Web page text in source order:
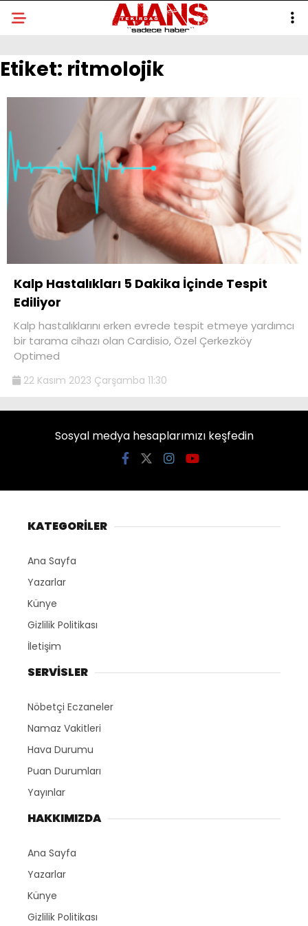
Etiket: ritmolojik
Kalp Hastalıkları 5 Dakika İçinde Tespit
Ediliyor
Kalp hastalıklarını erken evrede tespit etmeye yardımcı
bir tarama cihazı olan Cardisio, Özel Çerkezköy
Optimed
22 Kasım 2023 Çarşamba 11:30
Sosyal medya hesaplarımızı keşfedin
KATEGORİLER
Ana Sayfa
Yazarlar
Künye
Gizlilik Politikası
İletişim
SERVİSLER
Nöbetçi Eczaneler
Namaz Vakitleri
Hava Durumu
Puan Durumları
Yayınlar
HAKKIMIZDA
Ana Sayfa
Yazarlar
Künye
Gizlilik Politikası